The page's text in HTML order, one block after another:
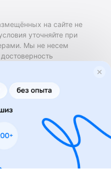
на сайте не
уточняйте при
Мы не несем
договоров
осуществляется
Бизнесменс.ру
за условия
лиц,
информации, имеющейся
него. За достоверность